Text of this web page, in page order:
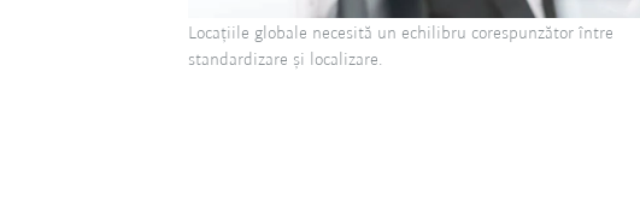
Locațiile globale necesită un echilibru corespunzător între
standardizare și localizare.